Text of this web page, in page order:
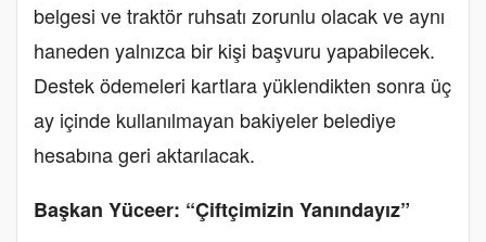
belgesi ve traktör ruhsatı zorunlu olacak ve aynı
haneden yalnızca bir kişi başvuru yapabilecek.
Destek ödemeleri kartlara yüklendikten sonra üç
ay içinde kullanılmayan bakiyeler belediye
hesabına geri aktarılacak.
Başkan Yüceer: “Çiftçimizin Yanındayız”